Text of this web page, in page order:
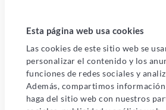
Esta página web usa cookies
Las cookies de este sitio web se
personalizar el contenido y los
funciones de redes sociales y
Además, compartimos
haga del sitio web con nuestros
Mejora de habilidades y
conocimientos
Permite a los empleados mejorar
conocimientos en áreas
incluir habilidades técnicas,